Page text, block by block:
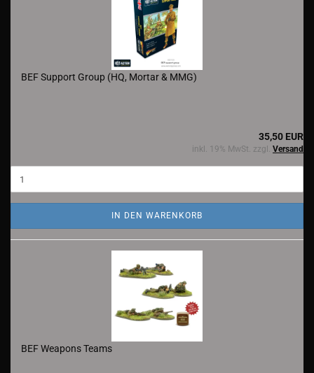
BEF Support Group (HQ, Mortar & MMG)
35,50 EUR
inkl. 19% MwSt. zzgl. Versand
IN DEN WARENKORB
BEF Weapons Teams